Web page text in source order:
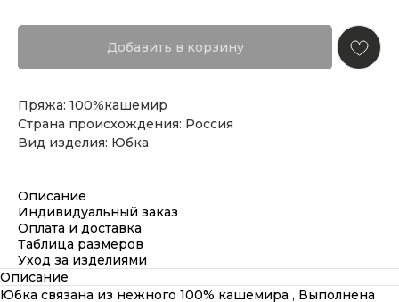
Добавить в корзину
Пряжа: 100%кашемир
Страна происхождения: Россия
Вид изделия: Юбка
Описание
Индивидуальный заказ
Оплата и доставка
Таблица размеров
Уход за изделиями
Описание
Юбка связана из нежного 100% кашемира , Выполнена